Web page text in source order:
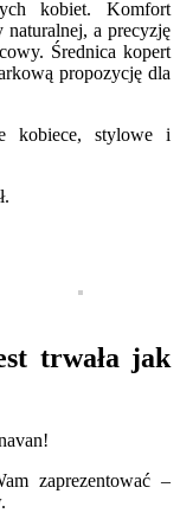
kobiet. Komfort
naturalnej, a precyzję
Średnica kopert
propozycję dla
kobiece, stylowe i
trwała jak
zaprezentować –